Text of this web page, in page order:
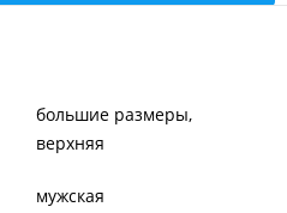
большие размеры
верхняя
мужская